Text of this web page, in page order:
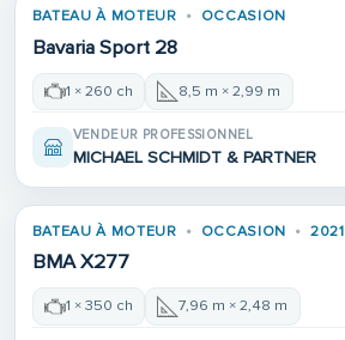
BATEAU À MOTEUR OCCASION
Bavaria Sport 28
1 × 260 ch 8,5 m × 2,99 m
VENDEUR PROFESSIONNEL
MICHAEL SCHMIDT & PARTNER
BATEAU À MOTEUR OCCASION 2021
BMA X277
1 × 350 ch 7,96 m × 2,48 m